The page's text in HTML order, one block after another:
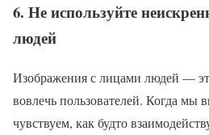
6. Не используйте
людей
Изображения с лицами людей —
вовлечь пользователей. Когда
чувствуем, как будто